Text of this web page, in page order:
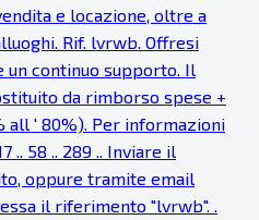
e locazione, oltre a
Rif. lvrwb. Offresi
un continuo supporto. Il
da rimborso spese +
all ' 80%). Per informazioni
.. 58 .. 289 .. Inviare il
oppure tramite email
il riferimento "lvrwb". .